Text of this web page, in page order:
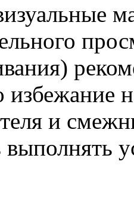
избежание
и
выполнять